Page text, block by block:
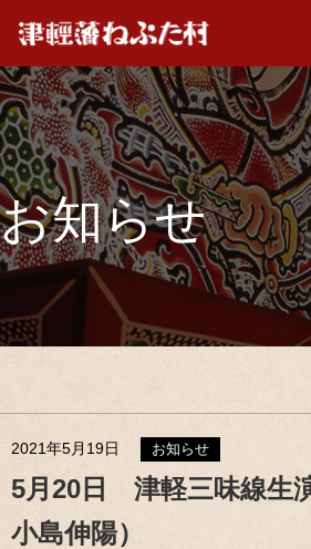
お知らせ
2021年5月19日 お知らせ
5月20日 津軽三味線生
小島伸陽）